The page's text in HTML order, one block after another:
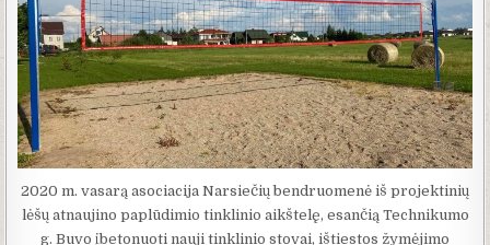
2020 m. vasarą asociacija Narsiečių bendruomenė iš projektinių
lėšų atnaujino paplūdimio tinklinio aikštelę, esančią Technikumo
g. Buvo įbetonuoti nauji tinklinio stovai, ištiestos žymėjimo